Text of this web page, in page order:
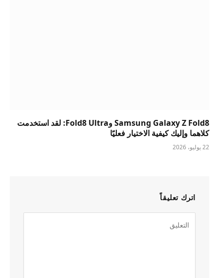
Samsung Galaxy Z Fold8 وFold8 Ultra: لقد استخدمت
كلاهما وإليك كيفية الاختيار فعليًا
22 يوليو، 2026
اترك تعليقاً